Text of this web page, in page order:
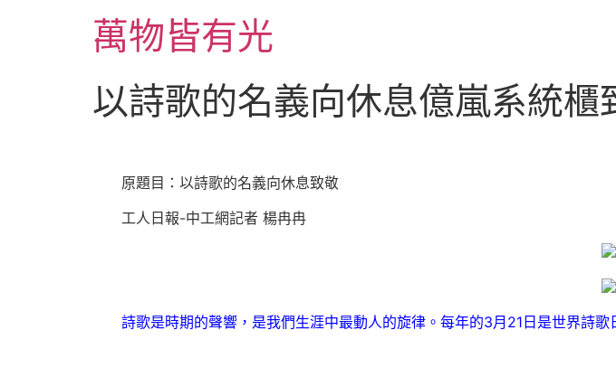
萬物皆有光
以詩歌的名義向休息億嵐系統櫃
原題目：以詩歌的名義向休息致敬
工人日報-中工網記者 楊冉冉
詩歌是時期的聲響，是我們生涯中最動人的旋律。每年的3月21日是世界詩